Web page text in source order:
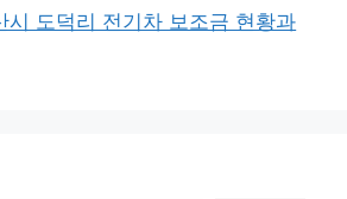
시 도덕리 전기차 보조금 현황과